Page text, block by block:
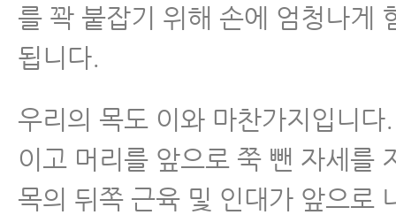
좌골신경통
척추분리증
척추전방전위증
를 꽉 붙잡기 위해 손에 엄청나게
됩니다.
우리의 목도 이와 마찬가지입니다
이고 머리를 앞으로 쭉 뺀 자세를
목의 뒤쪽 근육 및 인대가 앞으로